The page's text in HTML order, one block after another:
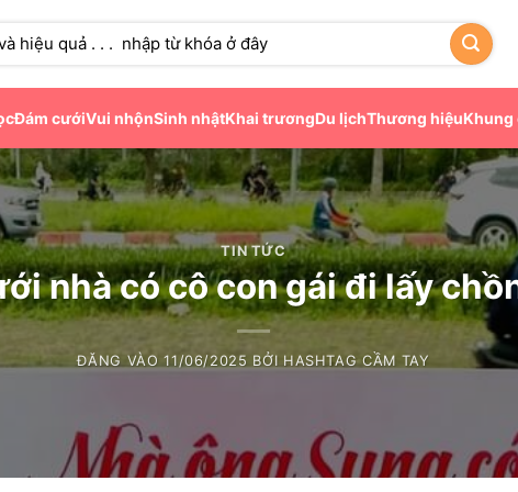
Đám cướiVui nhộnSinh nhậtKhai trươngDu lịchThương hiệuKhung
TIN TỨC
nhà có cô con gái đi lấy
ĐĂNG VÀO11/06/2025 BỞI HASHTAG CẦM TAY